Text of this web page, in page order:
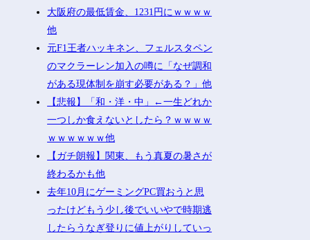
大阪府の最低賃金、1231円にｗｗｗｗ
他
元F1王者ハッキネン、フェルスタペン
のマクラーレン加入の噂に「なぜ調和
がある現体制を崩す必要がある？」他
【悲報】「和・洋・中」←一生どれか
一つしか食えないとしたら？ｗｗｗｗ
ｗｗｗｗｗｗ他
【ガチ朗報】関東、もう真夏の暑さが
終わるかも他
去年10月にゲーミングPC買おうと思
ったけどもう少し後でいいやで時期逃
したらうなぎ登りに値上がりしていっ